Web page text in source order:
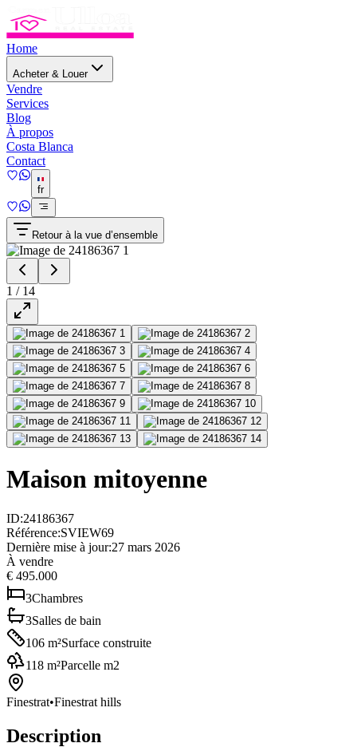
Home
Acheter & Louer
Vendre
Services
Blog
À propos
Costa Blanca
Contact
fr
Retour à la vue d’ensemble
1 / 14
Maison mitoyenne
ID:24186367
Référence:SVIEW69
Dernière mise à jour:27 mars 2026
À vendre
€ 495.000
3Chambres
3Salles de bain
106 m²Surface construite
118 m²Parcelle m2
Finestrat•Finestrat hills
Description